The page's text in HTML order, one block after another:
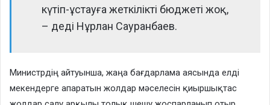
күтіп-ұстауға жеткілікті бюджеті жоқ,
– деді Нұрлан Сауранбаев.
Министрдің айтуынша, жаңа бағдарлама аясында елді
мекендерге апаратын жолдар мәселесін қиыршықтас